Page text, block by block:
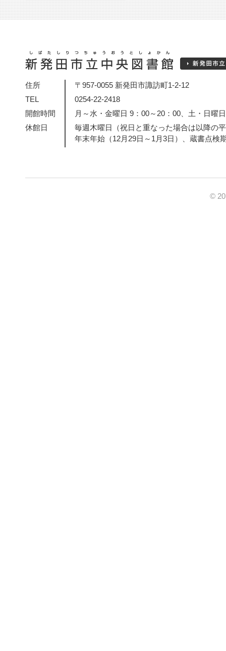
住所
〒957-0055 新発田市諏訪町1-2-12
TEL
0254-22-2418
開館時間
月～水・金曜日 9：00～20：00、土・日曜
休館日
毎週木曜日（祝日と重なった場合は以降の
年末年始（12月29日～1月3日）、蔵書点検
©